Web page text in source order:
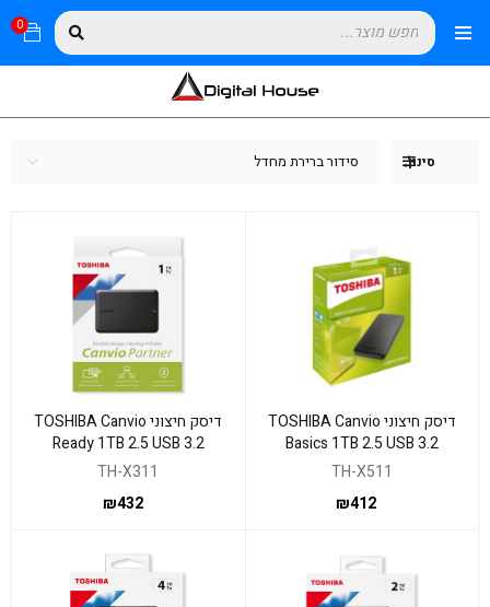
0
סינון סידור ברירת מחדל
דיסק חיצוני TOSHIBA Canvio
Basics 1TB 2.5 USB 3.2
TH-X511
₪412
דיסק חיצוני TOSHIBA Canvio
Ready 1TB 2.5 USB 3.2
TH-X311
₪432